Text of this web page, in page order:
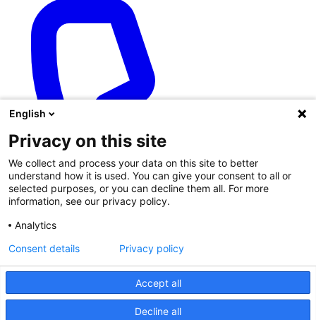
© 2026 HR Solutions ApS. Alle rettigheder forbeholdes.
English
Privacy on this site
We collect and process your data on this site to better
understand how it is used. You can give your consent to all or
selected purposes, or you can decline them all. For more
information, see our privacy policy.
Analytics
Accept all
Decline all
Consent details Privacy policy